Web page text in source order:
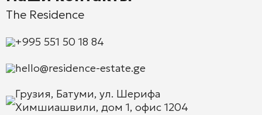
The Residence
+995 551 50 18 84
hello@residence-estate.ge
Грузия, Батуми, ул. Шерифа
Химшиашвили, дом 1, офис 1204